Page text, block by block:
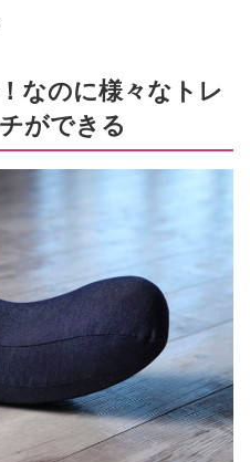
なのに様々なトレ
ができる